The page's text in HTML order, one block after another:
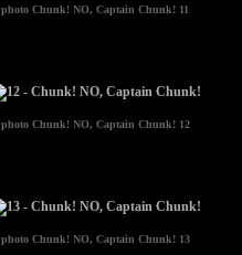
photo Chunk! NO, Captain Chunk! 11
photo Chunk! NO, Captain Chunk! 12
photo Chunk! NO, Captain Chunk! 13